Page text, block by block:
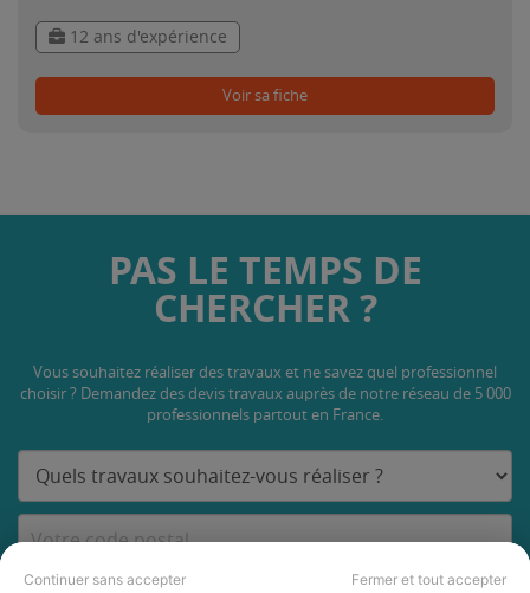
Continuer sans accepter Fermer et tout accepter
12 ans d'expérience
Voir sa fiche
PAS LE TEMPS DE
CHERCHER ?
Vous souhaitez réaliser des travaux et ne savez quel professionnel
choisir ? Demandez des devis travaux auprès de notre réseau de 5 000
professionnels partout en France.